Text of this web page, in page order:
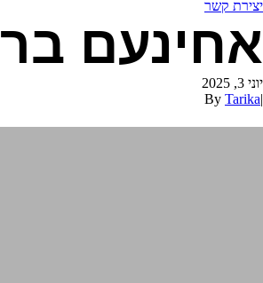
יצירת קשר
אחינעם בר
יוני 3, 2025
|
By Tarika